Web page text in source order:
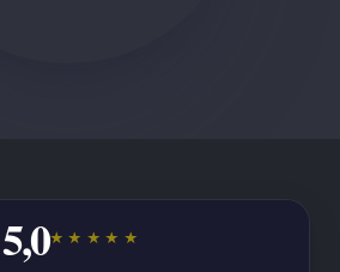
5,0★★★★★